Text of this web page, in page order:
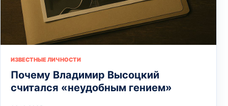
ИЗВЕСТНЫЕ ЛИЧНОСТИ
Почему Владимир Высоцкий
считался «неудобным гением»